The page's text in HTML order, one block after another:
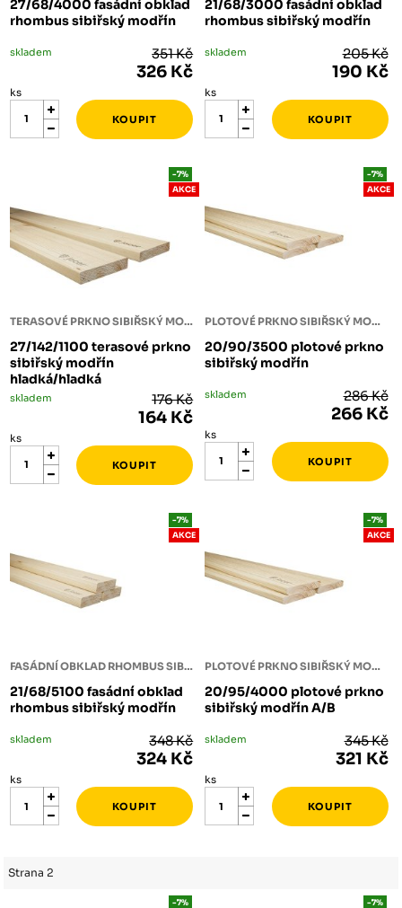
27/68/4000 fasádní obklad
rhombus sibiřský modřín
skladem 351 Kč
326 Kč
ks
21/68/3000 fasádní obklad
rhombus sibiřský modřín
skladem 205 Kč
190 Kč
ks
TERASOVÉ PRKNO SIBIŘSKÝ MODŘÍN
27/142/1100 terasové prkno
sibiřský modřín
hladká/hladká
-7%
AKCE
skladem 176 Kč
164 Kč
ks
PLOTOVÉ PRKNO SIBIŘSKÝ MODŘÍN
20/90/3500 plotové prkno
sibiřský modřín
-7%
AKCE
skladem 286 Kč
266 Kč
ks
FASÁDNÍ OBKLAD RHOMBUS SIBIŘSKÝ MODŘÍN
21/68/5100 fasádní obklad
rhombus sibiřský modřín
-7%
AKCE
skladem 348 Kč
324 Kč
ks
PLOTOVÉ PRKNO SIBIŘSKÝ MODŘÍN
20/95/4000 plotové prkno
sibiřský modřín A/B
-7%
AKCE
skladem 345 Kč
321 Kč
ks
Strana 2
-7% -7%